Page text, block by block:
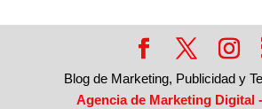
Blog de Marketing, Publicidad y
Agencia de Marketing Digital